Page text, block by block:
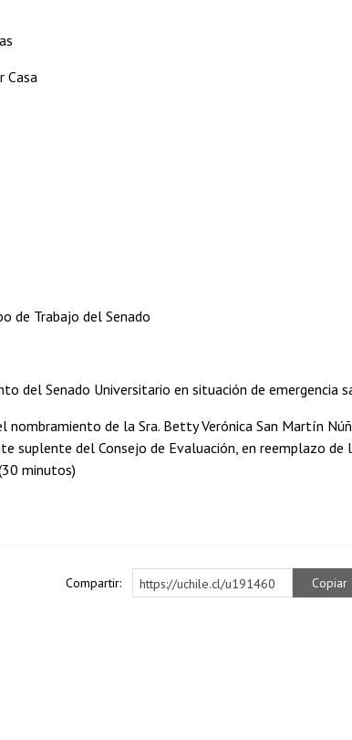
Casa
de Trabajo del Senado
del Senado Universitario en situación de emergencia
nombramiento de la Sra. Betty Verónica San Martín
suplente del Consejo de Evaluación, en reemplazo
minutos)
Compartir: https://uchile.cl/u191460 Copiar